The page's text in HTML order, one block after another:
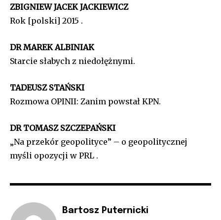
ZBIGNIEW JACEK JACKIEWICZ
Rok [polski] 2015 .
DR MAREK ALBINIAK
Starcie słabych z niedołężnymi.
TADEUSZ STAŃSKI
Rozmowa OPINII: Zanim powstał KPN.
DR TOMASZ SZCZEPAŃSKI
„Na przekór geopolityce” – o geopolitycznej
myśli opozycji w PRL .
Bartosz Puternicki